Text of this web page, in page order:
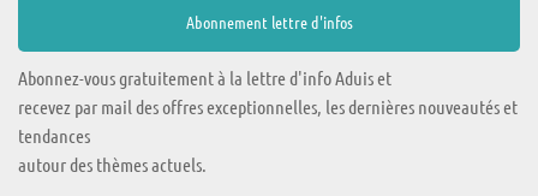
Abonnez-vous gratuitement à la lettre d'info Aduis et
recevez par mail des offres exceptionnelles, les dernières nouveautés et
tendances
autour des thèmes actuels.